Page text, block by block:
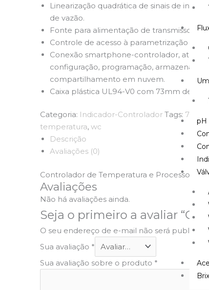
pH
Brix
Linearização quadrática de sinais de
de vazão.
Fonte para alimentação de transmissores
Controle de acesso à parametrização com
Conexão smartphone-controlador, através
configuração, programação,
compartilhamento em nuvem.
Caixa plástica UL94-V0 com 73mm de
Categoria: Indicador-Controlador Tags: 705
temperatura, wc
Descrição
Avaliações (0)
Controlador de Temperatura e Processos
Avaliações
Não há avaliações ainda.
Seja o primeiro a avaliar
O seu endereço de e-mail não será
Sua avaliação *
Sua avaliação sobre o produto *